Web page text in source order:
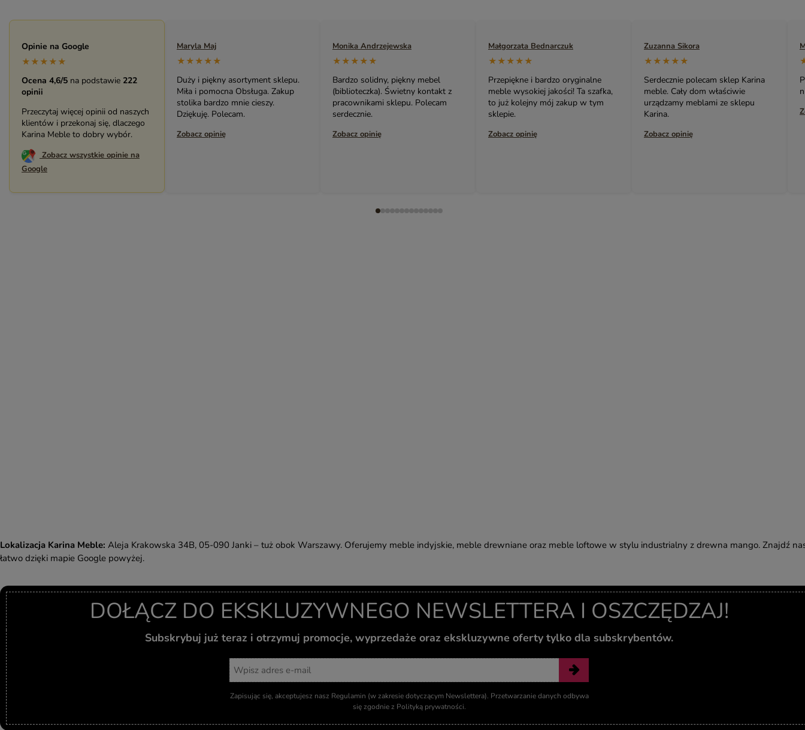
Opinie na Google
★★★★★
Ocena 4,6/5 na podstawie 222
opinii
Przeczytaj więcej opinii od naszych
klientów i przekonaj się, dlaczego
Karina Meble to dobry wybór.
Zobacz wszystkie opinie na
Google
Maryla Maj
★★★★★
Duży i piękny asortyment sklepu.
Miła i pomocna Obsługa. Zakup
stolika bardzo mnie cieszy.
Dziękuję. Polecam.
Zobacz opinię
Monika Andrzejewska
★★★★★
Bardzo solidny, piękny mebel
(biblioteczka). Świetny kontakt z
pracownikami sklepu. Polecam
serdecznie.
Zobacz opinię
Małgorzata Bednarczuk
★★★★★
Przepiękne i bardzo oryginalne
meble wysokiej jakości! Ta szafka,
to już kolejny mój zakup w tym
sklepie.
Zobacz opinię
Zuzanna Sikora
★★★★★
Serdecznie polecam sklep Karina
meble. Cały dom właściwie
urządzamy meblami ze sklepu
Karina.
Zobacz opinię
Lokalizacja Karina Meble: Aleja Krakowska 34B, 05-090 Janki – tuż obok Warszawy. Oferujemy meble indyjskie, meble drewniane oraz meble loftowe w stylu industrialny z drewna mango. Znajdź
łatwo dzięki mapie Google powyżej.
DOŁĄCZ DO EKSKLUZYWNEGO NEWSLETTERA I OSZCZĘDZAJ!
Subskrybuj już teraz i otrzymuj promocje, wyprzedaże oraz ekskluzywne oferty tylko dla subskrybentów.
Zapisując się, akceptujesz nasz Regulamin (w zakresie dotyczącym Newslettera). Przetwarzanie danych odbywa
się zgodnie z Polityką prywatności.